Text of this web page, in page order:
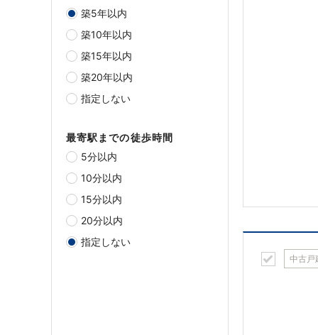
築5年以内
築10年以内
築15年以内
築20年以内
指定しない
最寄駅までの徒歩時間
5分以内
10分以内
15分以内
20分以内
指定しない
中古戸